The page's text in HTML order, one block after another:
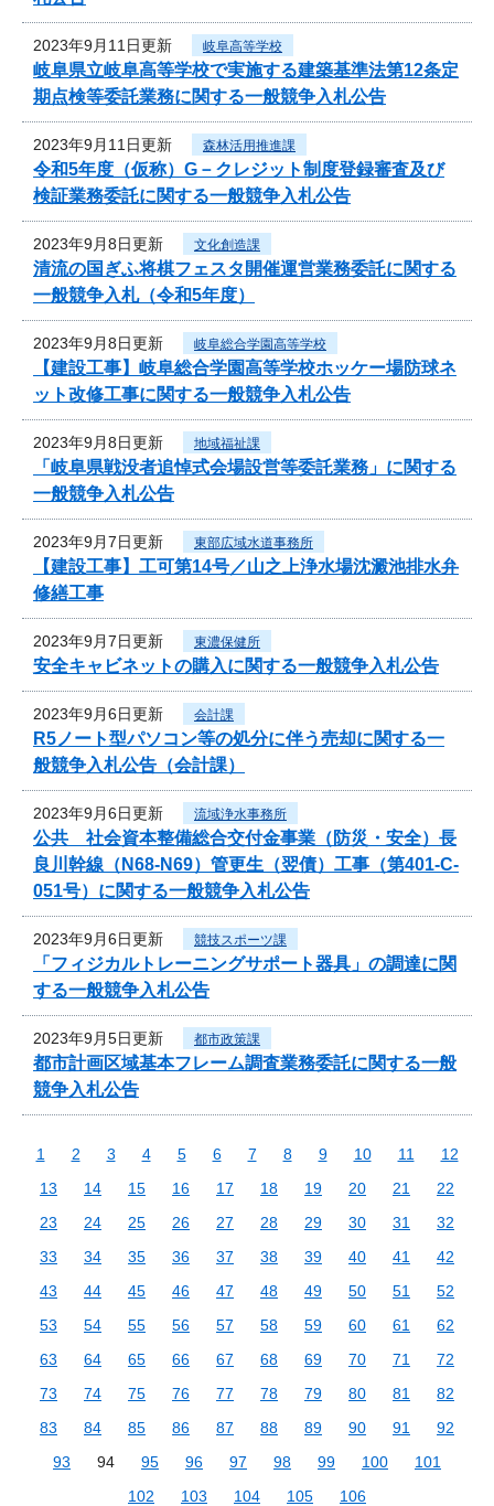
2023年9月11日更新 岐阜高等学校
岐阜県立岐阜高等学校で実施する建築基準法第12条定
期点検等委託業務に関する一般競争入札公告
2023年9月11日更新 森林活用推進課
令和5年度（仮称）G－クレジット制度登録審査及び
検証業務委託に関する一般競争入札公告
2023年9月8日更新 文化創造課
清流の国ぎふ将棋フェスタ開催運営業務委託に関する
一般競争入札（令和5年度）
2023年9月8日更新 岐阜総合学園高等学校
【建設工事】岐阜総合学園高等学校ホッケー場防球ネ
ット改修工事に関する一般競争入札公告
2023年9月8日更新 地域福祉課
「岐阜県戦没者追悼式会場設営等委託業務」に関する
一般競争入札公告
2023年9月7日更新 東部広域水道事務所
【建設工事】工可第14号／山之上浄水場沈澱池排水弁
修繕工事
2023年9月7日更新 東濃保健所
安全キャビネットの購入に関する一般競争入札公告
2023年9月6日更新 会計課
R5ノート型パソコン等の処分に伴う売却に関する一
般競争入札公告（会計課）
2023年9月6日更新 流域浄水事務所
公共 社会資本整備総合交付金事業（防災・安全）長
良川幹線（N68-N69）管更生（翌債）工事（第401-C-
051号）に関する一般競争入札公告
2023年9月6日更新 競技スポーツ課
「フィジカルトレーニングサポート器具」の調達に関
する一般競争入札公告
2023年9月5日更新 都市政策課
都市計画区域基本フレーム調査業務委託に関する一般
競争入札公告
1 2 3 4 5 6 7 8 9 10 11
12
13
14 15 16 17 18 19 20 21
22
23
24 25 26 27 28 29 30 31
32
33
34 35 36 37 38 39 40 41
42
43
44 45 46 47 48 49 50 51
52
53
54 55 56 57 58 59 60 61
62
63
64 65 66 67 68 69 70 71
72
73
74 75 76 77 78 79 80 81
82
83
84 85 86 87 88 89 90 91
92
93
94 95 96 97 98 99 100
101
102
103 104 105 106